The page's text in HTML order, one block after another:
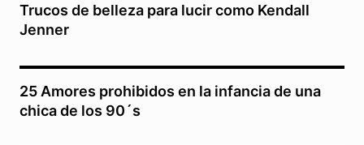
Trucos de belleza para lucir como Kendall
Jenner
25 Amores prohibidos en la infancia de una
chica de los 90´s